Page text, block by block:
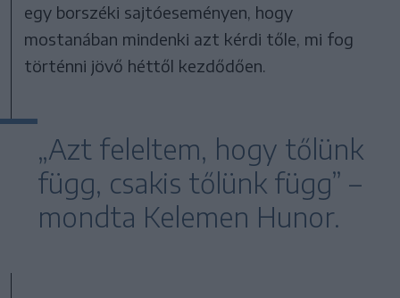
egy borszéki sajtóeseményen, hogy
mostanában mindenki azt kérdi tőle, mi fog
történni jövő héttől kezdődően.
„Azt feleltem, hogy tőlünk
függ, csakis tőlünk függ” –
mondta Kelemen Hunor.